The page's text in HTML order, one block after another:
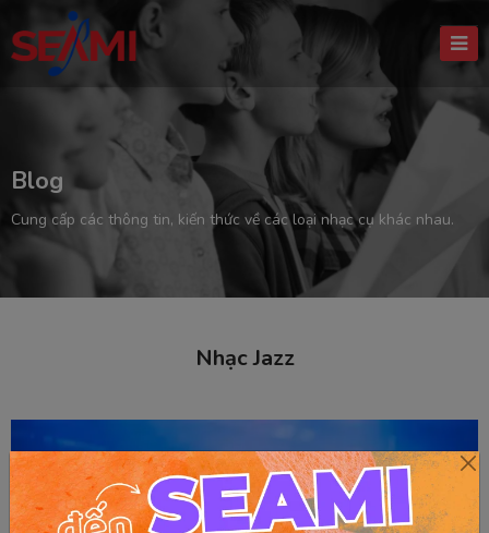
Blog
Cung cấp các thông tin, kiến thức về các loại nhạc cụ khác nhau.
Nhạc Jazz